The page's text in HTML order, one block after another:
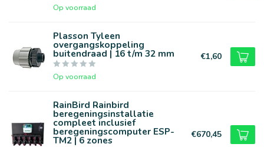
Op voorraad
Plasson Tyleen
overgangskoppeling
buitendraad | 16 t/m 32 mm
Op voorraad
€1,60
RainBird Rainbird
beregeningsinstallatie
compleet inclusief
beregeningscomputer ESP-
TM2 | 6 zones €670,45